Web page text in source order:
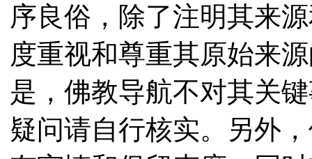
序良俗，除了注明其来
度重视和尊重其原始来
是，佛教导航不对其关
疑问请自行核实。另外